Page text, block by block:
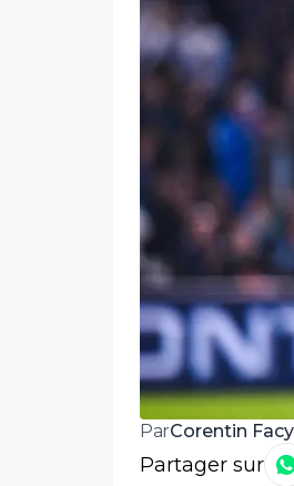
ParCorentin Facy
Partager sur